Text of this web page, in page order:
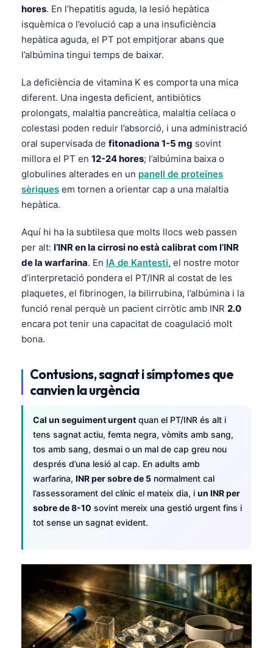
hores. En l’hepatitis aguda, la lesió hepàtica
isquèmica o l’evolució cap a una insuficiència
hepàtica aguda, el PT pot empitjorar abans que
l’albúmina tingui temps de baixar.
La deficiència de vitamina K es comporta una mica
diferent. Una ingesta deficient, antibiòtics
prolongats, malaltia pancreàtica, malaltia celíaca o
colestasi poden reduir l’absorció, i una administració
oral supervisada de fitonadiona 1-5 mg sovint
millora el PT en 12-24 hores; l’albúmina baixa o
globulines alterades en un panell de proteïnes
sèriques em tornen a orientar cap a una malaltia
hepàtica.
Aquí hi ha la subtilesa que molts llocs web passen
per alt: l’INR en la cirrosi no està calibrat com l’INR
de la warfarina. En IA de Kantesti, el nostre motor
d’interpretació pondera el PT/INR al costat de les
plaquetes, el fibrinogen, la bilirrubina, l’albúmina i la
funció renal perquè un pacient cirròtic amb INR 2.0
encara pot tenir una capacitat de coagulació molt
bona.
Contusions, sagnat i símptomes que
canvien la urgència
Cal un seguiment urgent quan el PT/INR és alt i
tens sagnat actiu, femta negra, vòmits amb sang,
tos amb sang, desmai o un mal de cap greu nou
després d’una lesió al cap. En adults amb
warfarina, INR per sobre de 5 normalment cal
l’assessorament del clínic el mateix dia, i un INR per
sobre de 8-10 sovint mereix una gestió urgent fins i
tot sense un sagnat evident.
Eesti
日本語
Čeština
ქართული
Polski
한국어
Slovenščina
Magyar
Shqip
اردو
मराठी
தமிழ்
ગુજરાતી
ಕನ್ನಡ
Bahasa Melayu
Tiếng Việt
Tagalog
ไทย
ဗမာစာ
ភាសាខ្មែរ
Kiswahili
አማርኛ
Українська
Қазақ тілі
Suomi
Hrvatski